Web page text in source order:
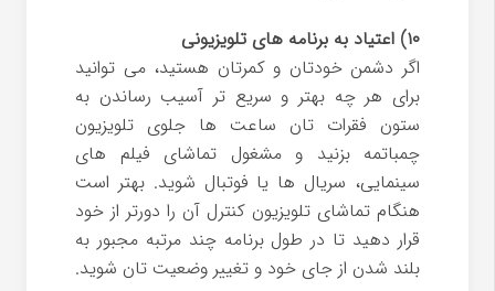
۱۰) اعتیاد به برنامه های تلویزیونی
اگر دشمن خودتان و کمرتان هستید، می توانید
برای هر چه بهتر و سریع تر آسیب رساندن به
ستون فقرات تان ساعت ها جلوی تلویزیون
چمباتمه بزنید و مشغول تماشای فیلم های
سینمایی، سریال ها یا فوتبال شوید. بهتر است
هنگام تماشای تلویزیون کنترل آن را دورتر از خود
قرار دهید تا در طول برنامه چند مرتبه مجبور به
بلند شدن از جای خود و تغییر وضعیت تان شوید.